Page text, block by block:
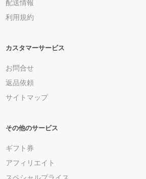
配送情報
利用規約
カスタマーサービス
お問合せ
返品依頼
サイトマップ
その他のサービス
ギフト券
アフィリエイト